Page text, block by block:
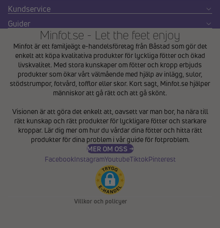
Kundservice
Guider
Minfot.se - Let the feet enjoy
Minfot är ett familjeägt e-handelsföretag från Båstad som gör det
enkelt att köpa kvalitativa produkter för lyckliga fötter och ökad
livskvalitet. Med stora kunskaper om fötter och kropp erbjuds
produkter som ökar vårt välmående med hjälp av inlägg, sulor,
stödstrumpor, fotvård, tofflor eller skor. Kort sagt, Minfot.se hjälper
människor att gå rätt och att gå skönt.
Visionen är att göra det enkelt att, oavsett var man bor, ha nära till
rätt kunskap och rätt produkter för lyckligare fötter och starkare
kroppar. Lär dig mer om hur du vårdar dina fötter och hitta rätt
produkter för dina problem i vårguide för fotproblem.
MER OM OSS →
FacebookInstagramYoutubeTiktokPinterest
Villkor och policyer
Återbetalningspolicy
Användarvillkor
Fraktpolicy
Kontaktinformation
Avbeställningspolicy
Rättsligt meddelande